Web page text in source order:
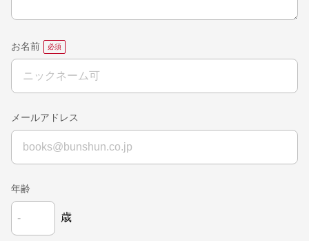
お名前
メールアドレス
年齢
歳